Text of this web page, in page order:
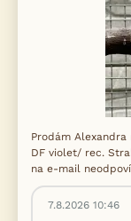
Prodám
DF violet/ rec.
na e-mail
7.8.2026 10:46